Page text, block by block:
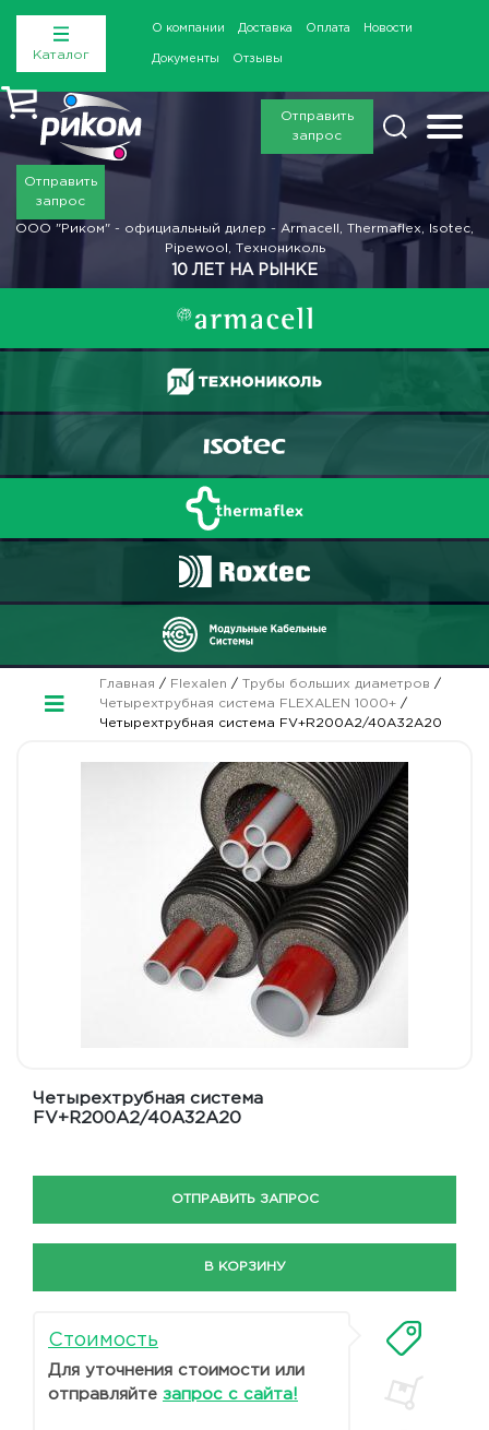
Каталог
О компании Доставка Оплата Новости
Документы Отзывы
Отправить
запрос
Отправить
запрос
ООО "Риком" - официальный дилер - Armacell, Thermaflex, Isotec,
Pipewool, Технониколь
10 ЛЕТ НА РЫНКЕ
Главная / Flexalen / Трубы больших диаметров /
Четырехтрубная система FLEXALEN 1000+/
Четырехтрубная система FV+R200A2/40A32A20
Четырехтрубная система
FV+R200A2/40A32A20
ОТПРАВИТЬ ЗАПРОС
В КОРЗИНУ
Стоимость
Для уточнения стоимости или
отправляйте запрос с сайта!